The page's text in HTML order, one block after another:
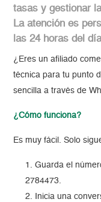
tasas y gestionar
La atención es
las 24 horas del
¿Eres un afiliado
técnica para tu punto
sencilla a través de
¿Cómo funciona?
Es muy fácil. Solo
Guarda el
2784473.
Inicia una